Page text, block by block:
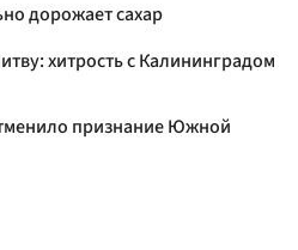
дорожает сахар
хитрость с Калининградом
признание Южной